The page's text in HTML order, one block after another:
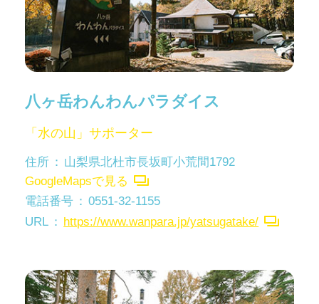
八ヶ岳わんわんパラダイス
「水の山」サポーター
住所
山梨県北杜市長坂町小荒間1792
GoogleMapsで見る
電話番号
0551-32-1155
URL
https://www.wanpara.jp/yatsugatake/